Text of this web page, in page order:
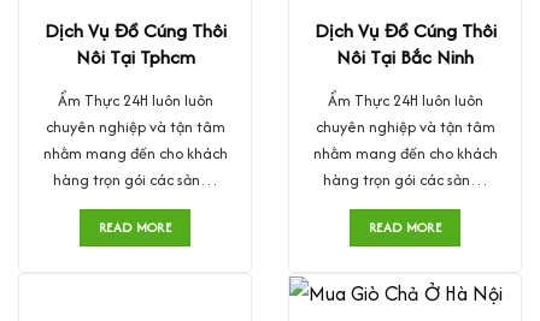
Dịch Vụ Đồ Cúng Thôi
Nôi Tại Tphcm
Ẩm Thực 24H luôn luôn
chuyên nghiệp và tận tâm
nhằm mang đến cho khách
hàng trọn gói các sản…
READ MORE
Dịch Vụ Đồ Cúng Thôi
Nôi Tại Bắc Ninh
Ẩm Thực 24H luôn luôn
chuyên nghiệp và tận tâm
nhằm mang đến cho khách
hàng trọn gói các sản…
READ MORE